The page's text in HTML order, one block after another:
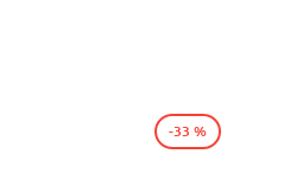
-33 %